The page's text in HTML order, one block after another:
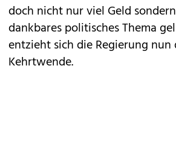
doch nicht nur viel Geld
dankbares politisches Thema
entzieht sich die Regierung
Kehrtwende.